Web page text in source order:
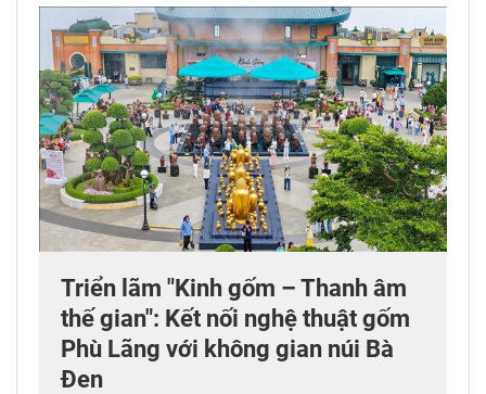
Triển lãm "Kinh gốm – Thanh âm
thế gian": Kết nối nghệ thuật gốm
Phù Lãng với không gian núi Bà
Đen